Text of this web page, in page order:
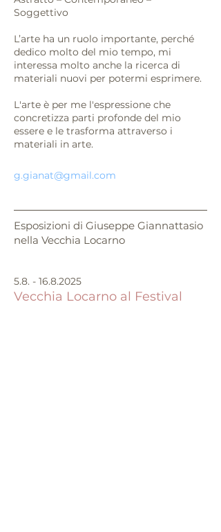
Soggettivo
L’arte ha un ruolo importante, perché
dedico molto del mio tempo, mi
interessa molto anche la ricerca di
materiali nuovi per potermi esprimere.
L'arte è per me l'espressione che
concretizza parti profonde del mio
essere e le trasforma attraverso i
materiali in arte.
g.gianat@gmail.com
Esposizioni di Giuseppe Giannattasio
nella Vecchia Locarno
5.8. - 16.8.2025
Vecchia Locarno al Festival